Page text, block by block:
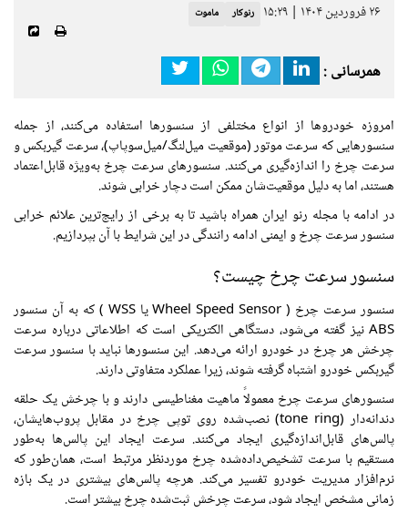
۲۶ فروردین ۱۴۰۴ | ۱۵:۲۹ رنوکار ماموت
همرسانی :
امروزه خودروها از انواع مختلفی از سنسورها استفاده می‌کنند، از جمله
سنسورهایی که سرعت موتور (موقعیت میل‌لنگ/میل‌سوپاپ)، سرعت گیربکس و
سرعت چرخ را اندازه‌گیری می‌کنند. سنسورهای سرعت چرخ به‌ویژه قابل‌اعتماد
هستند، اما به دلیل موقعیت‌شان ممکن است دچار خرابی شوند.
در ادامه با مجله رنو ایران همراه باشید تا به برخی از رایج‌ترین علائم خرابی
سنسور سرعت چرخ و ایمنی ادامه رانندگی در این شرایط با آن بپردازیم.
سنسور سرعت چرخ چیست؟
سنسور سرعت چرخ ( Wheel Speed Sensor یا WSS ) که به آن سنسور
ABS نیز گفته می‌شود، دستگاهی الکتریکی است که اطلاعاتی درباره سرعت
چرخش هر چرخ در خودرو ارائه می‌دهد. این سنسورها نباید با سنسور سرعت
گیربکس خودرو اشتباه گرفته شوند، زیرا عملکرد متفاوتی دارند.
سنسورهای سرعت چرخ معمولاً ماهیت مغناطیسی دارند و با چرخش یک حلقه
دندانه‌دار (tone ring) نصب‌شده روی توپی چرخ در مقابل پروب‌هایشان،
پالس‌های قابل‌اندازه‌گیری ایجاد می‌کنند. سرعت ایجاد این پالس‌ها به‌طور
مستقیم با سرعت تشخیص‌داده‌شده چرخ موردنظر مرتبط است، همان‌طور که
نرم‌افزار مدیریت خودرو تفسیر می‌کند. هرچه پالس‌های بیشتری در یک بازه
زمانی مشخص ایجاد شود، سرعت چرخش ثبت‌شده چرخ بیشتر است.